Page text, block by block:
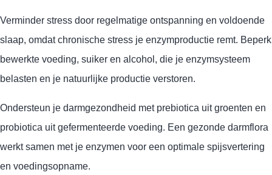
Verminder stress door regelmatige ontspanning en voldoende
slaap, omdat chronische stress je enzymproductie remt. Beperk
bewerkte voeding, suiker en alcohol, die je enzymsysteem
belasten en je natuurlijke productie verstoren.
Ondersteun je darmgezondheid met prebiotica uit groenten en
probiotica uit gefermenteerde voeding. Een gezonde darmflora
werkt samen met je enzymen voor een optimale spijsvertering
en voedingsopname.